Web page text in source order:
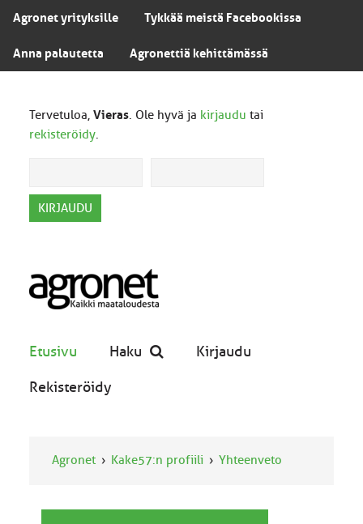
Agronet yrityksille Tykkää meistä Facebookissa
Anna palautetta Agronettiä kehittämässä
Tervetuloa, Vieras. Ole hyvä ja kirjaudu tai
rekisteröidy.
Etusivu Haku Kirjaudu
Rekisteröidy
Agronet Kake57:n profiili Yhteenveto